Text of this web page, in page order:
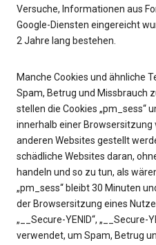
Versuche, Informationen aus
Google-Diensten eingereicht
2 Jahre lang bestehen.
Manche Cookies und ähnliche
Spam, Betrug und Missbrauch
stellen die Cookies „pm_sess“
innerhalb einer Browsersitzung
anderen Websites gestellt
schädliche Websites daran,
handeln und so zu tun, als
„pm_sess“ bleibt 30 Minuten
der Browsersitzung eines
„__Secure-YENID“, „__Secure-
verwendet, um Spam, Betrug